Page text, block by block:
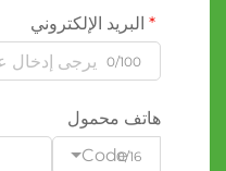
البريد الإلكتروني
0/100
هاتف محمول
Code0/16